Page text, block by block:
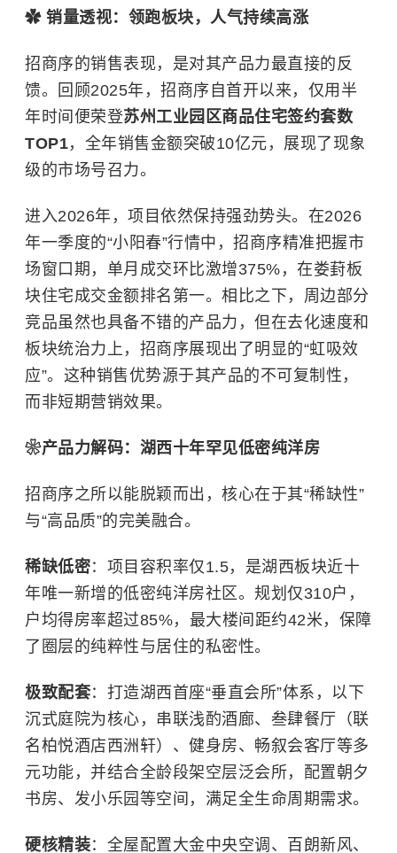
✿ 销量透视：领跑板块，人气持续高涨
招商序的销售表现，是对其产品力最直接的反
馈。回顾2025年，招商序自首开以来，仅用半
年时间便荣登苏州工业园区商品住宅签约套数
TOP1，全年销售金额突破10亿元，展现了现象
级的市场号召力。
进入2026年，项目依然保持强劲势头。在2026
年一季度的“小阳春”行情中，招商序精准把握市
场窗口期，单月成交环比激增375%，在娄葑板
块住宅成交金额排名第一。相比之下，周边部分
竞品虽然也具备不错的产品力，但在去化速度和
板块统治力上，招商序展现出了明显的“虹吸效
应”。这种销售优势源于其产品的不可复制性，
而非短期营销效果。
❀产品力解码：湖西十年罕见低密纯洋房
招商序之所以能脱颖而出，核心在于其“稀缺性”
与“高品质”的完美融合。
稀缺低密：项目容积率仅1.5，是湖西板块近十
年唯一新增的低密纯洋房社区。规划仅310户，
户均得房率超过85%，最大楼间距约42米，保障
了圈层的纯粹性与居住的私密性。
极致配套：打造湖西首座“垂直会所”体系，以下
沉式庭院为核心，串联浅酌酒廊、叁肆餐厅（联
名柏悦酒店西洲轩）、健身房、畅叙会客厅等多
元功能，并结合全龄段架空层泛会所，配置朝夕
书房、发小乐园等空间，满足全生命周期需求。
硬核精装：全屋配置大金中央空调、百朗新风、